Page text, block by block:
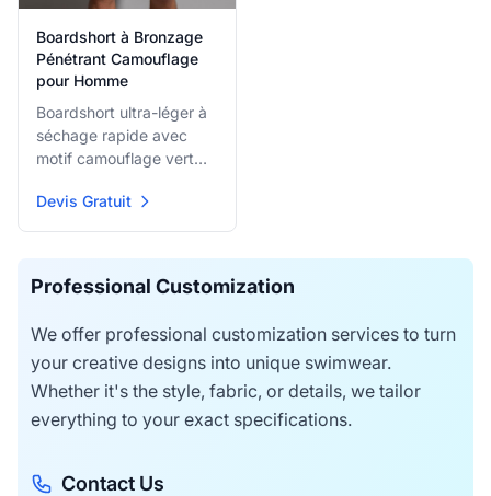
Boardshort à Bronzage
Pénétrant Camouflage
pour Homme
Boardshort ultra-léger à
séchage rapide avec
motif camouflage vert
ceinture élastique et
cordon pour ajustement
pénétrant permet un
Devis Gratuit
Professional Customization
We offer professional customization services to turn
your creative designs into unique swimwear.
Whether it's the style, fabric, or details, we tailor
everything to your exact specifications.
Contact Us